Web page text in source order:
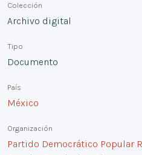
Colección
Archivo digital
Tipo
Documento
País
México
Organización
Partido Democrático Popular